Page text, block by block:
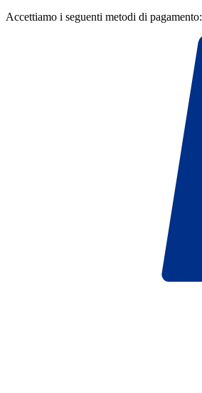
Accettiamo i seguenti metodi di pagamento: